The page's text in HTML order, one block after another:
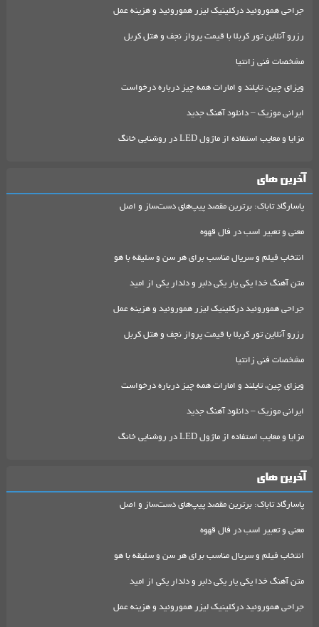
جراحی هموروئید درکلینیک لیزر هموروئید و هزینه عمل
رزرو آنلاین تور کربلا با قیمت پرواز نجف و هتل کربل
مشخصات فنی زانتیا
ویزای چین، تایلند و امارات همه چیز درباره درخواست
ایرانی موزیک – دانلود آهنگ جدید
مزایا و معایب استفاده از ماژول LED در روشنایی خانگ
آخرین های
پاسارگاد تاباک: برترین مقصد پیپ‌های دست‌ساز و اصل
معنی و تعبیر اسب در فال قهوه
انتخاب فیلم و سریال مناسب برای هر سن و سلیقه با هو
متن آهنگ خدا یکی یار یکی دلبر و دلدار یکی از امید
جراحی هموروئید درکلینیک لیزر هموروئید و هزینه عمل
رزرو آنلاین تور کربلا با قیمت پرواز نجف و هتل کربل
مشخصات فنی زانتیا
ویزای چین، تایلند و امارات همه چیز درباره درخواست
ایرانی موزیک – دانلود آهنگ جدید
مزایا و معایب استفاده از ماژول LED در روشنایی خانگ
آخرین های
پاسارگاد تاباک: برترین مقصد پیپ‌های دست‌ساز و اصل
معنی و تعبیر اسب در فال قهوه
انتخاب فیلم و سریال مناسب برای هر سن و سلیقه با هو
متن آهنگ خدا یکی یار یکی دلبر و دلدار یکی از امید
جراحی هموروئید درکلینیک لیزر هموروئید و هزینه عمل